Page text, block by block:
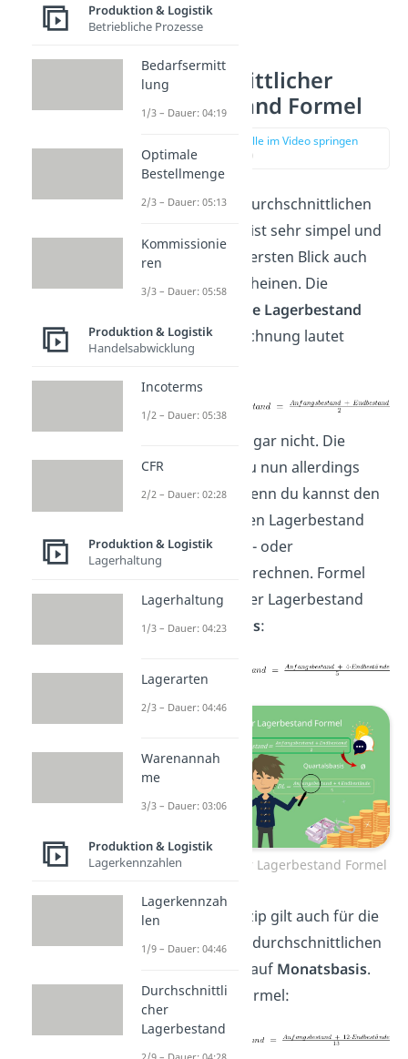
Durchschnittlicher
Lagerbestand Formel
zur Stelle im Video springen
(00:28)
Die Formel des durchschnittlichen
Lagerbestandes ist sehr simpel und
wird dir auf den ersten Blick auch
sehr intuitiv erscheinen. Die
durchschnittliche Lagerbestand
Formelzur Berechnung lautet
nämlich:
Mehr ist es auch gar nicht. Die
Formel kannst du nun allerdings
auch variieren, denn du kannst den
durchschnittlichen Lagerbestand
auch auf Monats- oder
Quartalsbasis berechnen. Formel
Durchschnittlicher Lagerbestand
aufQuartalsbasis:
Durchschnittlicher Lagerbestand Formel
Das gleiche Prinzip gilt auch für die
Berechnung des durchschnittlichen
Lagerbestandes auf Monatsbasis.
Hier lautet die Formel:
Produktion & Logistik
Betriebliche Prozesse
Bedarfsermitt
lung
1/3 – Dauer: 04:19
Optimale
Bestellmenge
2/3 – Dauer: 05:13
Kommissionie
ren
3/3 – Dauer: 05:58
Produktion & Logistik
Handelsabwicklung
Incoterms
1/2 – Dauer: 05:38
CFR
2/2 – Dauer: 02:28
Produktion & Logistik
Lagerhaltung
Lagerhaltung
1/3 – Dauer: 04:23
Lagerarten
2/3 – Dauer: 04:46
Warenannah
me
3/3 – Dauer: 03:06
Produktion & Logistik
Lagerkennzahlen
Lagerkennzah
len
1/9 – Dauer: 04:46
Durchschnittli
cher
Lagerbestand